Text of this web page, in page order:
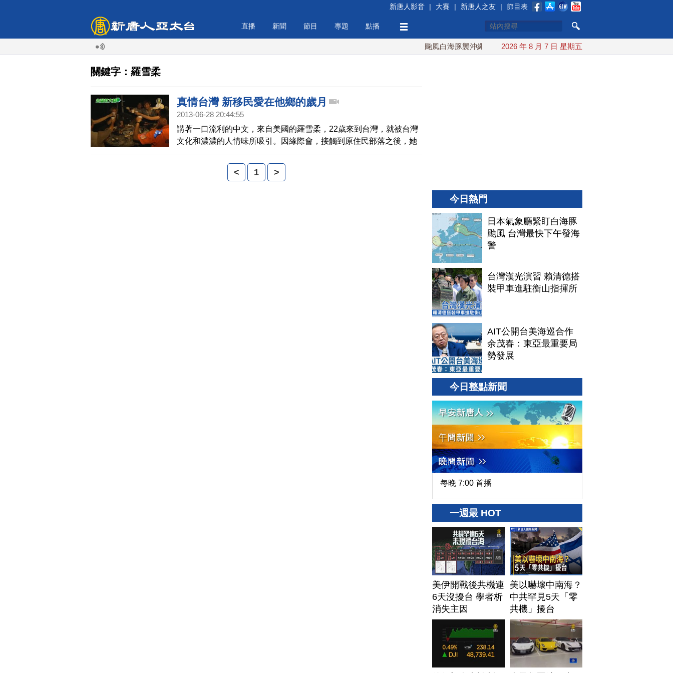
新唐人影音 | 大賽 | 新唐人之友 | 節目表
直播 新聞 節目 專題 點播
颱風白海豚襲沖繩 週末最近台灣 10日登陸浙江
2026 年 8 月 7 日 星期五
關鍵字：羅雪柔
真情台灣 新移民愛在他鄉的歲月
2013-06-28 20:44:55
講著一口流利的中文，來自美國的羅雪柔，22歲來到台灣，就被台灣
文化和濃濃的人情味所吸引。因緣際會，接觸到原住民部落之後，她
希望自己以更多元的方式，協助外籍友人認識臺灣，讓更多人像她一
樣愛上臺灣，也愛上原住民文化。
< 1 >
今日熱門
日本氣象廳緊盯白海豚
颱風 台灣最快下午發海
警
台灣漢光演習 賴清德搭
裝甲車進駐衡山指揮所
AIT公開台美海巡合作
余茂春：東亞最重要局
勢發展
今日整點新聞
每晚 7:00 首播
一週最 HOT
美伊開戰後共機連
6天沒擾台 學者析
消失主因
美以嚇壞中南海？
中共罕見5天「零
共機」擾台